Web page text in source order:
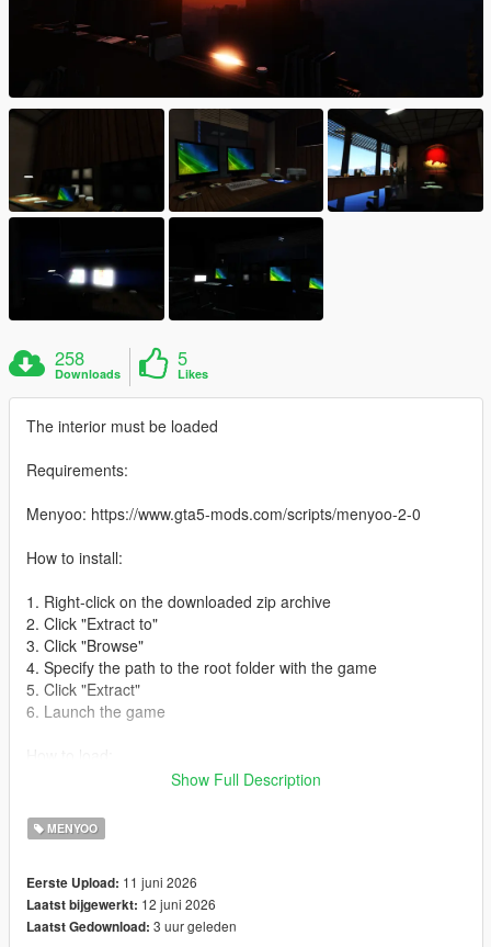
258
Downloads
5
Likes
The interior must be loaded
Requirements:
Menyoo: https://www.gta5-mods.com/scripts/menyoo-2-0
How to install:
1. Right-click on the downloaded zip archive
2. Click "Extract to"
3. Click "Browse"
4. Specify the path to the root folder with the game
5. Click "Extract"
6. Launch the game
2. Go to Object Spooner
3. Go to Manage Saved Files
Show Full Description
MENYOO
Eerste Upload: 11 juni 2026
Laatst bijgewerkt: 12 juni 2026
Laatst Gedownload: 3 uur geleden